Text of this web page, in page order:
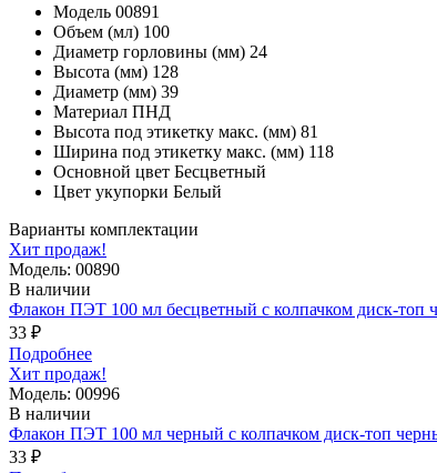
Модель 00891
Объем (мл) 100
Диаметр горловины (мм) 24
Высота (мм) 128
Диаметр (мм) 39
Материал ПНД
Высота под этикетку макс. (мм) 81
Ширина под этикетку макс. (мм) 118
Основной цвет Бесцветный
Цвет укупорки Белый
Варианты комплектации
Хит продаж!
Модель: 00890
В наличии
Флакон ПЭТ 100 мл бесцветный с колпачком диск-топ
33 ₽
Подробнее
Хит продаж!
Модель: 00996
В наличии
Флакон ПЭТ 100 мл черный с колпачком диск-топ
33 ₽